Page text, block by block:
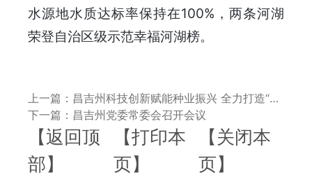
水源地水质达标率保持在100%，两条河湖
荣登自治区级示范幸福河湖榜。
上一篇：昌吉州科技创新赋能种业振兴 全力打造“西部种业之都”
下一篇：昌吉州党委常委会召开会议
【返回顶
部】
【打印本
页】
【关闭本
页】